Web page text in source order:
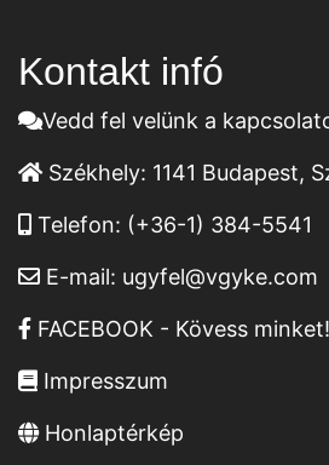
Kontakt infó
Vedd fel velünk a
Székhely: 1141 Budapest,
Telefon: (+36-1) 384-5541
E-mail: ugyfel@vgyke.com
FACEBOOK - Kövess minket!
Impresszum
Honlaptérkép